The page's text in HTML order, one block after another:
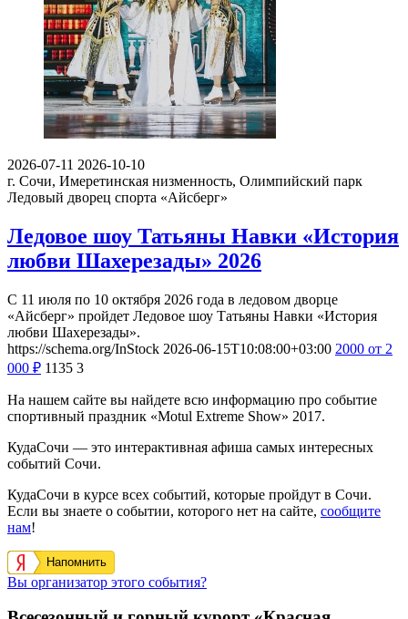
2026-07-11 2026-10-10
г. Сочи, Имеретинская низменность, Олимпийский парк
Ледовый дворец спорта «Айсберг»
Ледовое шоу Татьяны Навки «История
любви Шахерезады» 2026
С 11 июля по 10 октября 2026 года в ледовом дворце
«Айсберг» пройдет Ледовое шоу Татьяны Навки «История
любви Шахерезады».
https://schema.org/InStock 2026-06-15T10:08:00+03:00 2000 от 2
000 ₽ 1135 3
На нашем сайте вы найдете всю информацию про событие
спортивный праздник «Motul Extreme Show» 2017.
КудаСочи — это интерактивная афиша самых интересных
событий Сочи.
КудаСочи в курсе всех событий, которые пройдут в Сочи.
Если вы знаете о событии, которого нет на сайте, сообщите
нам!
Напомнить
Вы организатор этого события?